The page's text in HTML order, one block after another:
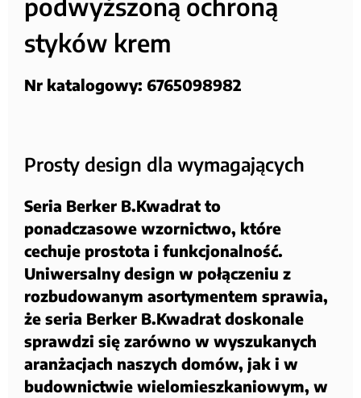
podwyższoną ochroną
styków krem
Nr katalogowy: 6765098982
Prosty design dla wymagających
Seria Berker B.Kwadrat to
ponadczasowe wzornictwo, które
cechuje prostota i funkcjonalność.
Uniwersalny design w połączeniu z
rozbudowanym asortymentem sprawia,
że seria Berker B.Kwadrat doskonale
sprawdzi się zarówno w wyszukanych
aranżacjach naszych domów, jak i w
budownictwie wielomieszkaniowym, w